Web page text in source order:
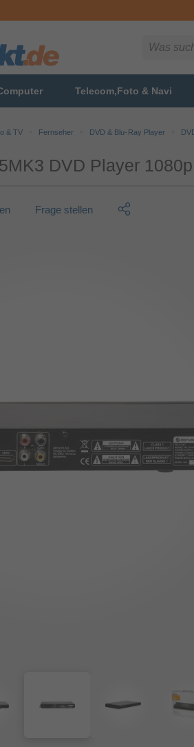
Telecom,Foto & Navi
& TV Fernseher DVD & Blu-Ray Player
DVD Player 1080p
Frage stellen